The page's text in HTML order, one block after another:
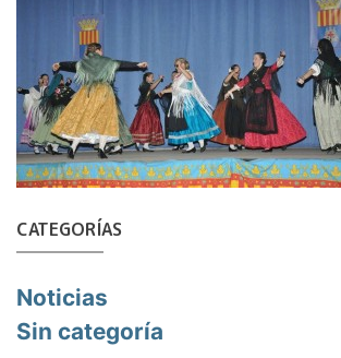
CATEGORÍAS
Noticias
Sin categoría